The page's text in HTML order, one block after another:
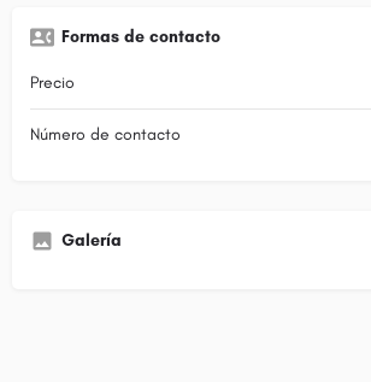
Formas de contacto
Precio
Número de contacto
Galería